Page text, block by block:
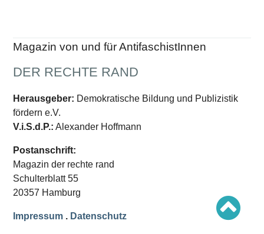
AUSGABEN
Ausgaben Übersicht
Ausgabe 221
Ausgabe 219
Ausgabe 218
Ausgabe 216
Magazin von und für AntifaschistInnen
DER RECHTE RAND
Herausgeber: Demokratische Bildung und Publizistik
fördern e.V.
V.i.S.d.P.: Alexander Hoffmann
Postanschrift:
Magazin der rechte rand
Schulterblatt 55
20357 Hamburg
Impressum . Datenschutz